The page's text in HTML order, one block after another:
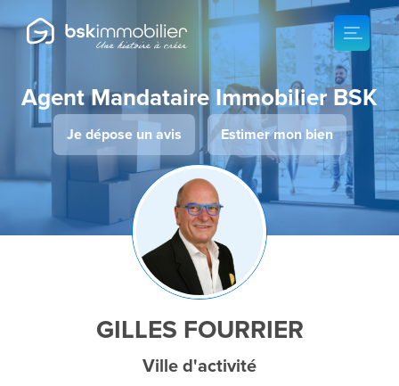
Agent Mandataire Immobilier BSK
Je dépose un avis Estimer mon bien
GILLES FOURRIER
Ville d'activité